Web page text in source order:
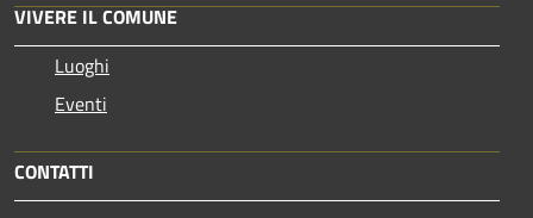
VIVERE IL COMUNE
Luoghi
Eventi
CONTATTI